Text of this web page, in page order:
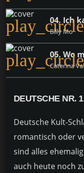
Billy Mo
05. Wo
Caterina
DEUTSCHE NR.
Deutsche Kult-
romantisch oder
sind alles
auch heute noch